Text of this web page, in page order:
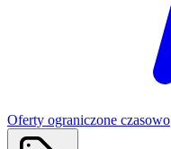
Oferty ograniczone czasowo